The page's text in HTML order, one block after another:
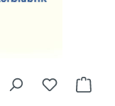
Du hast 0